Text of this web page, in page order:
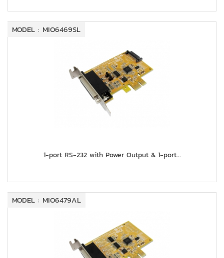
MODEL : MIO6469SL
1-port RS-232 with Power Output & 1-port...
MODEL : MIO6479AL